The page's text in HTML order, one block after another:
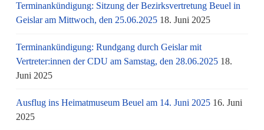
Terminankündigung: Sitzung der Bezirksvertretung Beuel in
Geislar am Mittwoch, den 25.06.2025 18. Juni 2025
Terminankündigung: Rundgang durch Geislar mit
Vertreter:innen der CDU am Samstag, den 28.06.2025 18.
Juni 2025
Ausflug ins Heimatmuseum Beuel am 14. Juni 2025 16. Juni
2025